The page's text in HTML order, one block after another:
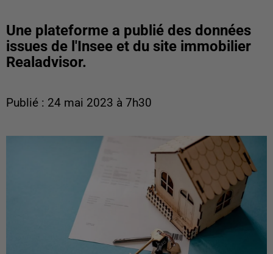
Une plateforme a publié des données
issues de l'Insee et du site immobilier
Realadvisor.
Publié : 24 mai 2023 à 7h30